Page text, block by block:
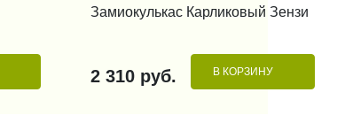
КУПИТЬ В 1 КЛИК
Замиокулькас Карликовый Зензи
2 310 руб. В КОРЗИНУ